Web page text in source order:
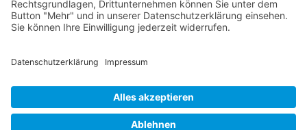
0261-1349 8000
38100 Braunschweig
Impressum